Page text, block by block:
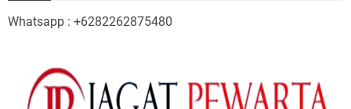
Whatsapp : +6282262875480